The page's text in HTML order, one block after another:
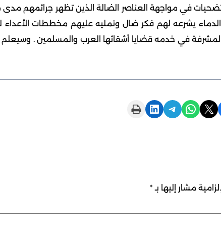
في مواجهة العناصر الضالة الذين تظهر جرائمهم
يشرعه لهم فكر ضال وتمليه عليهم مخططات الأعداء
المشرفة في خدمه قضايا أشقائها العرب والمسلمين . وسيعلم
Share on X
Share on WhatsApp
Share on Telegram
Share on LinkedIn
Print this Page
مشار إليها بـ *